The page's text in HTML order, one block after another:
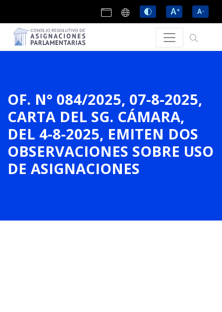
OF. N° 084/2025, 07-8-2025,
CARTA DEL SG. CÁMARA,
DEL 4-8-2025, EMITEN DOS
OBSERVACIONES SOBRE USO
DE ASIGNACIONES